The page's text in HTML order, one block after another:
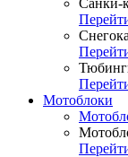
Санки-
Мотоблоки